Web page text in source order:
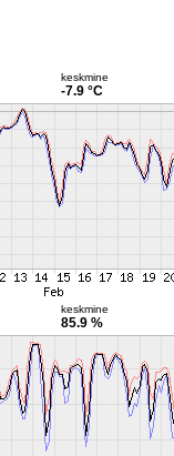
keskmine
-7.9 °C
keskmine
85.9 %